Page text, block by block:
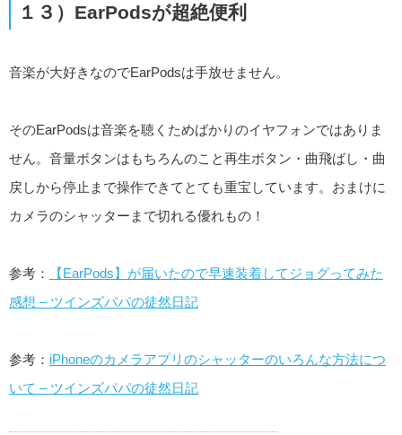
１３）EarPodsが超絶便利
音楽が大好きなのでEarPodsは手放せません。
そのEarPodsは音楽を聴くためばかりのイヤフォンではありま
せん。音量ボタンはもちろんのこと再生ボタン・曲飛ばし・曲
戻しから停止まで操作できてとても重宝しています。おまけに
カメラのシャッターまで切れる優れもの！
参考：
【EarPods】が届いたので早速装着してジョグってみた
感想 – ツインズパパの徒然日記
参考： iPhoneのカメラアプリのシャッターのいろんな方法につ
いて – ツインズパパの徒然日記